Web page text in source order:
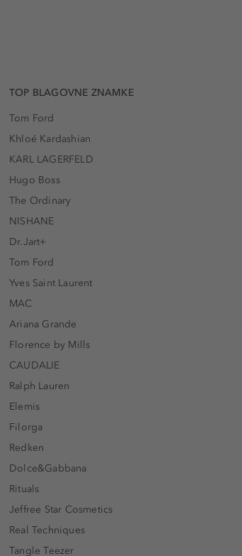
TOP BLAGOVNE ZNAMKE
Tom Ford
Khloé Kardashian
KARL LAGERFELD
Hugo Boss
The Ordinary
NISHANE
Dr.Jart+
Tom Ford
Yves Saint Laurent
MAC
Ariana Grande
Florence by Mills
CAUDALIE
Ralph Lauren
Elemis
Filorga
Redken
Dolce&Gabbana
Rituals
Jeffree Star Cosmetics
Real Techniques
Tangle Teezer